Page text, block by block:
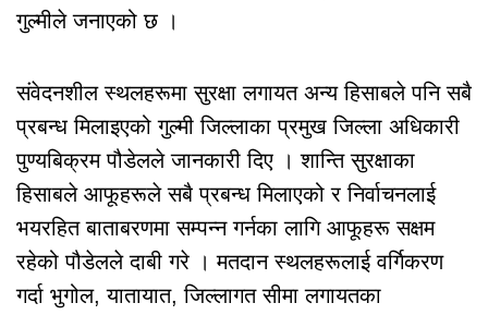
गुल्मीले जनाएको छ ।
संवेदनशील स्थलहरूमा सुरक्षा लगायत अन्य हिसाबले पनि सबै
प्रबन्ध मिलाइएको गुल्मी जिल्लाका प्रमुख जिल्ला अधिकारी
पुण्यबिक्रम पौडेलले जानकारी दिए । शान्ति सुरक्षाका
हिसाबले आफूहरूले सबै प्रबन्ध मिलाएको र निर्वाचनलाई
भयरहित बाताबरणमा सम्पन्न गर्नका लागि आफूहरू सक्षम
रहेको पौडेलले दाबी गरे । मतदान स्थलहरूलाई वर्गिकरण
गर्दा भुगोल, यातायात, जिल्लागत सीमा लगायतका